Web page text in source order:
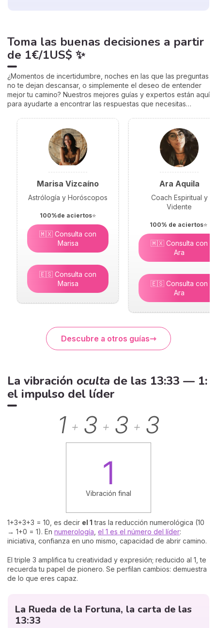
Toma las buenas decisiones a partir
de 1€/1US$ ✨
¿Momentos de incertidumbre, noches en las que las preguntas
no te dejan descansar, o simplemente el deseo de entender
mejor tu camino? Nuestros mejores guías y expertos están aquí
para ayudarte a encontrar las respuestas que necesitas…
Marisa Vizcaíno
Astrólogía y Horóscopos
100%de aciertos⭐
🇲🇽 Consulta con
Marisa
🇪🇸 Consulta con
Marisa
Ara Aquila
Coach Espiritual y
Vidente
100% de aciertos⭐
🇲🇽 Consulta con
Ara
🇪🇸 Consulta con
Ara
Descubre a otros guías
La vibración oculta de las 13:33 — 1:
el impulso del líder
1 + 3 + 3 + 3
1
Vibración final
1+3+3+3 = 10, es decir el 1 tras la reducción numerológica (10
→ 1+0 = 1). En numerología el 1 es el número del líder:
iniciativa, confianza en uno mismo, capacidad de abrir camino.
El triple 3 amplifica tu creatividad y expresión; reducido al 1, te
recuerda tu papel de pionero. Se perfilan cambios: demuestra
de lo que eres capaz.
La Rueda de la Fortuna, la carta de las
13:33